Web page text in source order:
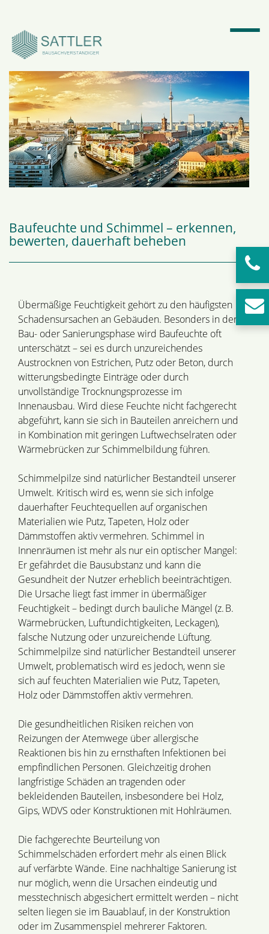
Suchbegriffe SUCHEN
Baufeuchte und Schimmel – erkennen,
bewerten, dauerhaft beheben
Übermäßige Feuchtigkeit gehört zu den häufigsten
Schadensursachen an Gebäuden. Besonders in der
Bau- oder Sanierungsphase wird Baufeuchte oft
unterschätzt – sei es durch unzureichendes
Austrocknen von Estrichen, Putz oder Beton, durch
witterungsbedingte Einträge oder durch
unvollständige Trocknungsprozesse im
Innenausbau. Wird diese Feuchte nicht fachgerecht
abgeführt, kann sie sich in Bauteilen anreichern und
in Kombination mit geringen Luftwechselraten oder
Wärmebrücken zur Schimmelbildung führen.
Schimmelpilze sind natürlicher Bestandteil unserer
Umwelt. Kritisch wird es, wenn sie sich infolge
dauerhafter Feuchtequellen auf organischen
Materialien wie Putz, Tapeten, Holz oder
Dämmstoffen aktiv vermehren. Schimmel in
Innenräumen ist mehr als nur ein optischer Mangel:
Er gefährdet die Bausubstanz und kann die
Gesundheit der Nutzer erheblich beeinträchtigen.
Die Ursache liegt fast immer in übermäßiger
Feuchtigkeit – bedingt durch bauliche Mängel (z. B.
Wärmebrücken, Luftundichtigkeiten, Leckagen),
falsche Nutzung oder unzureichende Lüftung.
Schimmelpilze sind natürlicher Bestandteil unserer
Umwelt, problematisch wird es jedoch, wenn sie
sich auf feuchten Materialien wie Putz, Tapeten,
Holz oder Dämmstoffen aktiv vermehren.
Die gesundheitlichen Risiken reichen von
Reizungen der Atemwege über allergische
Reaktionen bis hin zu ernsthaften Infektionen bei
empfindlichen Personen. Gleichzeitig drohen
langfristige Schäden an tragenden oder
bekleidenden Bauteilen, insbesondere bei Holz,
Gips, WDVS oder Konstruktionen mit Hohlräumen.
Die fachgerechte Beurteilung von
Schimmelschäden erfordert mehr als einen Blick
auf verfärbte Wände. Eine nachhaltige Sanierung ist
nur möglich, wenn die Ursachen eindeutig und
messtechnisch abgesichert ermittelt werden – nicht
selten liegen sie im Bauablauf, in der Konstruktion
oder im Zusammenspiel mehrerer Faktoren.